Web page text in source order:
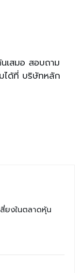
เสมอ สอบถาม
ได้ที่ บริษัทหลัก
ยงในตลาดหุ้น